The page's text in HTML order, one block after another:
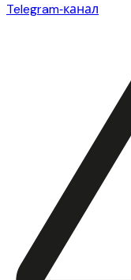
Telegram‑канал